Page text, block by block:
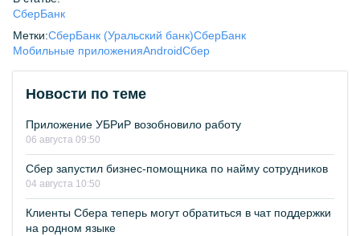
СберБанк
Метки:СберБанк (Уральский банк)СберБанк
Мобильные приложенияAndroidСбер
Новости по теме
Приложение УБРиР возобновило работу
06 августа 09:50
Сбер запустил бизнес-помощника по найму сотрудников
04 августа 10:50
Клиенты Сбера теперь могут обратиться в чат поддержки
на родном языке